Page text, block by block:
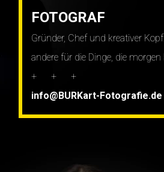
FOTOGRAF
Gründer, Chef und kreativer
andere für die Dinge, die morgen
+ + +
info@BURKart-Fotografie.de